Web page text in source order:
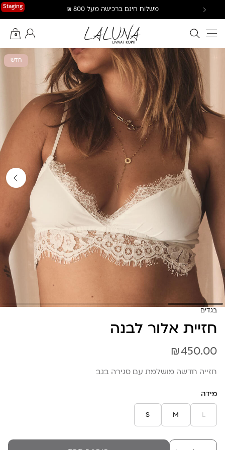
Staging משלוח חינם ברכישה מעל 800 ₪
חיפוש באתר
0
החשבון שלי
חדש
בגדים
חזיית אלור לבנה
₪450.00
חזייה חדשה מושלמת עם סגירה בגב
מידה
L
M
S
כמות